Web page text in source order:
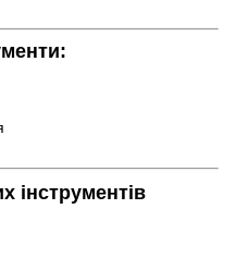
інструментів